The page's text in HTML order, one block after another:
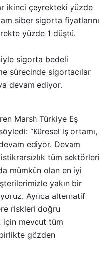
ikinci çeyrekteki yüzde
siber sigorta fiyatlarını
yüzde 1 düştü.
sigorta bedeli
sürecinde sigortacılar
devam ediyor.
Marsh Türkiye Eş
“Küresel iş ortamı,
ediyor. Devam
tüm sektörleri
mümkün olan en iyi
yakın bir
Ayrıca alternatif
riskleri doğru
için mevcut tüm
gözden